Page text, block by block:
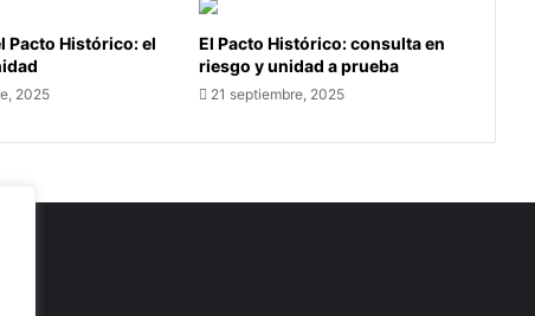
Pacto Histórico: el
2025
El Pacto Histórico: consulta en
riesgo y unidad a prueba
21 septiembre, 2025